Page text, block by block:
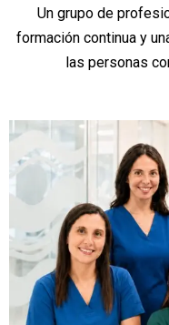
Un grupo de
formación continua y
las personas